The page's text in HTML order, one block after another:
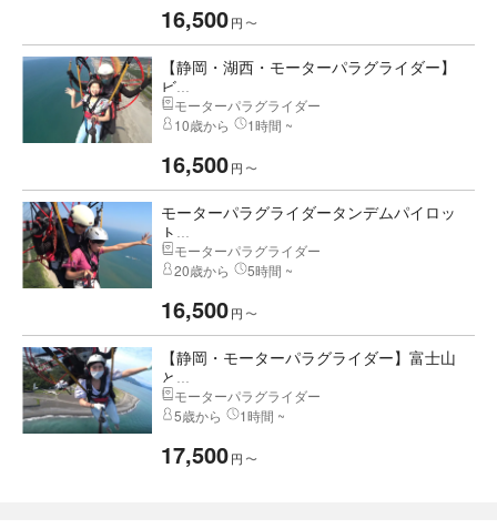
16,500円 〜
【静岡・湖西・モーターパラグライダー】
ビ...
モーターパラグライダー
10歳から
1時間 ~
16,500円 〜
モーターパラグライダータンデムパイロッ
ト...
モーターパラグライダー
20歳から
5時間 ~
16,500円 〜
【静岡・モーターパラグライダー】富士山
と...
モーターパラグライダー
5歳から
1時間 ~
17,500円 〜